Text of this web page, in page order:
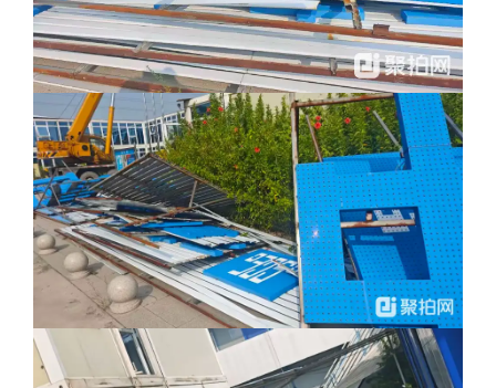
竞价成交后，竞买人履约完毕，本次成交价为含票自提价
的，竞买人应按照委托方向其开具发票的票面价税合计总金额
3%的标准，向承接该标的的平台服务商支付服务佣金；本
次成交价为不含票价（部分特殊物品不能开具发票）的，或者
因故未能开具发票的，竞买人应按照标的物实际成交金额为基
数，依照前述比例的标准向承接该标的的平台服务商支付服务
佣金。
（2）按照单位数量计收佣金
竞价成交后，竞品数量固定不变的，竞买人应按照竞价成
交数量乘以人民币
元/单位（大写
）的标准，向承接该
标的的平台服务商支付服务佣金；竞品成交数量发生变化的，